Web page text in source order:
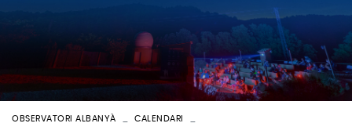
OBSERVATORI ALBANYÀ CALENDARI